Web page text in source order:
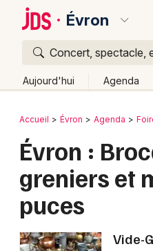
Évron
Concert, spectacle,
Aujourd'hui Agenda
Publier un
Grands événements
Activité & Expérience
Bordeaux
Colmar
Lille
Lyon
Retour
Accueil Évron Agenda
Évron :
greniers et
puces
Vide-
Quoi ?
Où ?
Évron et alentours
Partout
Près de moi
Quand ?
Aujourd'hui